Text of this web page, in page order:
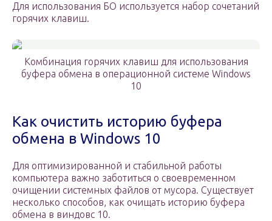
Для использования БО используется набор сочетаний
горячих клавиш.
Комбинация горячих клавиш для использования
буфера обмена в операционной системе Windows
10
Как очистить историю буфера
обмена в Windows 10
Для оптимизированной и стабильной работы
компьютера важно заботиться о своевременном
очищении системных файлов от мусора. Существует
несколько способов, как очищать историю буфера
обмена в виндовс 10.